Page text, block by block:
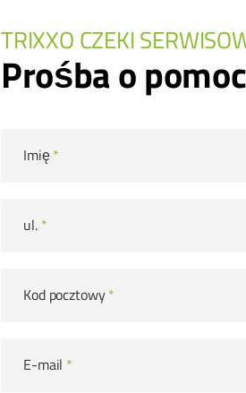
TRIXXO CZEKI
Prośba o
Imię*
ul. *
Kod pocztowy*
E-mail *